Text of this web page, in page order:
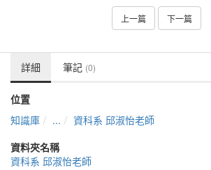
上一篇 下一篇
詳細 筆記 (0)
位置
知識庫
...
資科系 邱淑怡老師
資料夾名稱
資科系 邱淑怡老師